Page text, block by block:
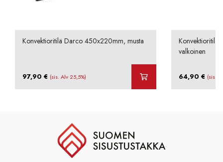
Konvektioritilä Darco 450x220mm, musta
97,90€ (sis. Alv 25,5%)
Konvektioritilä
valkoinen
64,90 € (sis.